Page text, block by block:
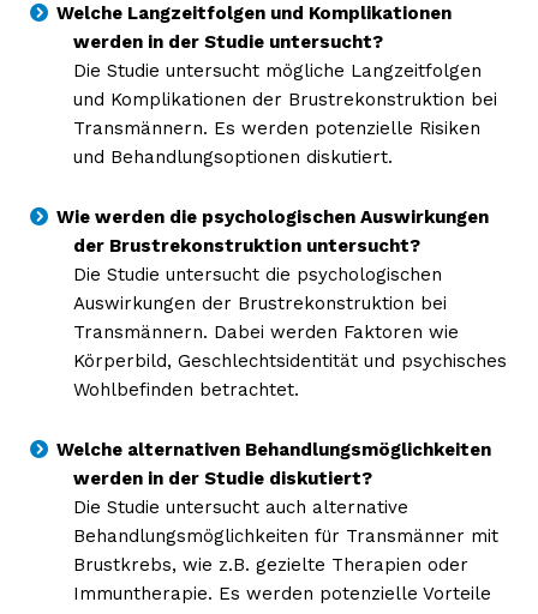
Welche Langzeitfolgen und Komplikationen
werden in der Studie untersucht?
Die Studie untersucht mögliche Langzeitfolgen
und Komplikationen der Brustrekonstruktion bei
Transmännern. Es werden potenzielle Risiken
und Behandlungsoptionen diskutiert.
Wie werden die psychologischen Auswirkungen
der Brustrekonstruktion untersucht?
Die Studie untersucht die psychologischen
Auswirkungen der Brustrekonstruktion bei
Transmännern. Dabei werden Faktoren wie
Körperbild, Geschlechtsidentität und psychisches
Wohlbefinden betrachtet.
Welche alternativen Behandlungsmöglichkeiten
werden in der Studie diskutiert?
Die Studie untersucht auch alternative
Behandlungsmöglichkeiten für Transmänner mit
Brustkrebs, wie z.B. gezielte Therapien oder
Immuntherapie. Es werden potenzielle Vorteile